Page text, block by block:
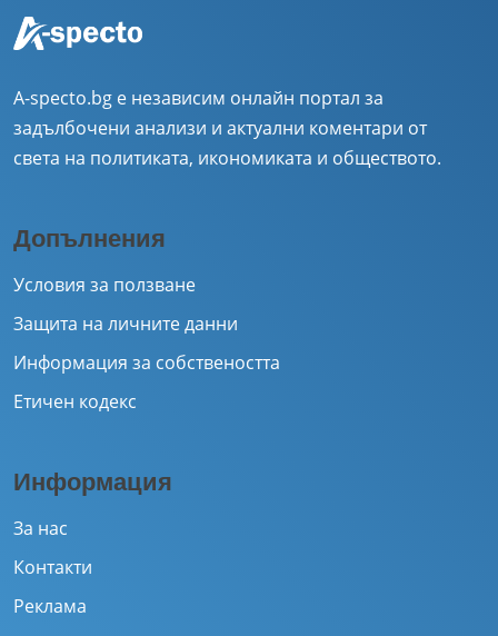
A-specto.bg е независим онлайн портал за
задълбочени анализи и актуални коментари от
света на политиката, икономиката и обществото.
Допълнения
Условия за ползване
Защита на личните данни
Информация за собствеността
Етичен кодекс
Информация
За нас
Контакти
Реклама